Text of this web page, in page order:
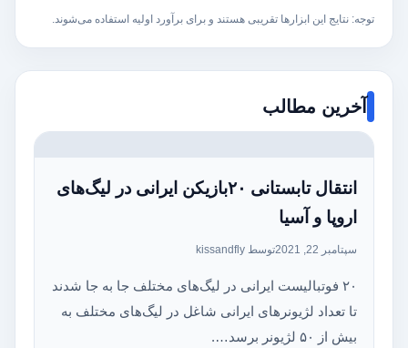
توجه: نتایج این ابزارها تقریبی هستند و برای برآورد اولیه استفاده می‌شوند.
آخرین مطالب
انتقال تابستانی ۲۰بازیکن ایرانی در لیگ‌های
اروپا و آسیا
سپتامبر 22, 2021 توسط kissandfly
۲۰ فوتبالیست ایرانی در لیگ‌های مختلف جا به جا شدند
تا تعداد لژیونرهای ایرانی شاغل در لیگ‌های مختلف به
بیش از ۵۰ لژیونر برسد….